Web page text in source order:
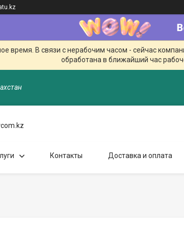
время. В связи с нерабочим часом - сейчас
обработана в ближайший час
Контакты Доставка и оплата